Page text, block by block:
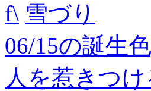
f\ 雪づり
06/15の誕生
人を惹きつ